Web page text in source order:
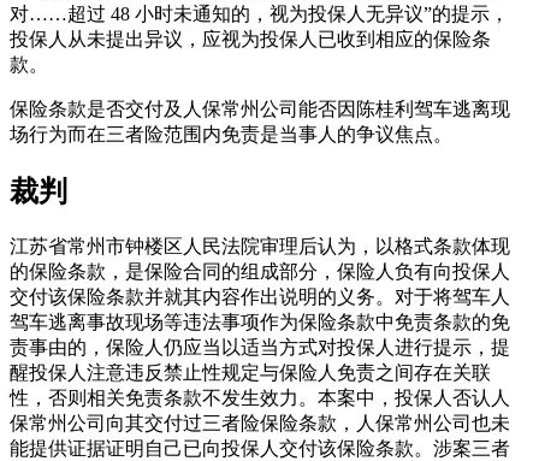
对……超过 48 小时未通知的，视为投保人无异议”的提示，
投保人从未提出异议，应视为投保人已收到相应的保险条
款。
保险条款是否交付及人保常州公司能否因陈桂利驾车逃离现
场行为而在三者险范围内免责是当事人的争议焦点。
裁判
江苏省常州市钟楼区人民法院审理后认为，以格式条款体现
的保险条款，是保险合同的组成部分，保险人负有向投保人
交付该保险条款并就其内容作出说明的义务。对于将驾车人
驾车逃离事故现场等违法事项作为保险条款中免责条款的免
责事由的，保险人仍应当以适当方式对投保人进行提示，提
醒投保人注意违反禁止性规定与保险人免责之间存在关联
性，否则相关免责条款不发生效力。本案中，投保人否认人
保常州公司向其交付过三者险保险条款，人保常州公司也未
能提供证据证明自己已向投保人交付该保险条款。涉案三者